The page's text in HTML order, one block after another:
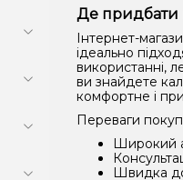
Де придбати
Інтернет-
ідеально
використанні,
ви знайдете
комфортне і
Переваги
Широкий
Швидка